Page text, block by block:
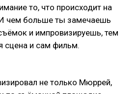
то, что происходит на
чем больше ты замечаешь
и импровизируешь, тем
сцена и сам фильм.
не только Мюррей,